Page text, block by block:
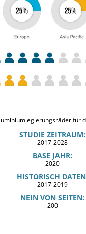
STUDIE ZEITRAUM:
2017-2028
BASE JAHR:
2020
HISTORISCH
2017-2019
NEIN VON SEITEN:
200